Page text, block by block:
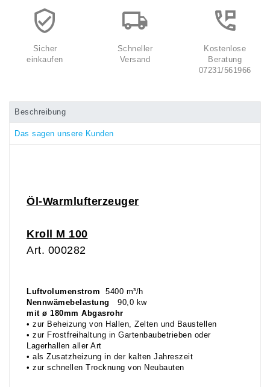
Sicher
einkaufen
Schneller
Versand
Kostenlose
Beratung
07231/561966
Beschreibung
Das sagen unsere Kunden
Öl-Warmlufterzeuger
Kroll
M 100
Art. 000282
Luftvolumenstrom 5400 m³/h
Nennwämebelastung 90,0 kw
mit ø 180mm Abgasrohr
• zur Beheizung von Hallen, Zelten und Baustellen
• zur Frostfreihaltung in Gartenbaubetrieben oder
Lagerhallen aller Art
• als Zusatzheizung in der kalten Jahreszeit
• zur schnellen Trocknung von Neubauten